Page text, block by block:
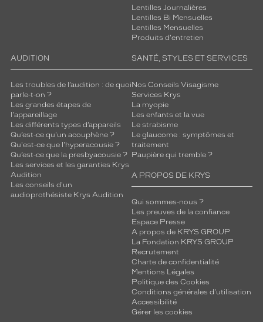
Lentilles Journalières
Lentilles Bi Mensuelles
Lentilles Mensuelles
Produits d'entretien
AUDITION
Les troubles de l’audition : de quoi
parle-t-on ?
Les grandes étapes de
l'appareillage
Les différents types d’appareils
Qu’est-ce qu'un acouphène ?
Qu'est-ce que l'hyperacousie ?
Qu’est-ce que la presbyacousie ?
Les services et les garanties Krys
Audition
Les conseils d'un
audioprothésiste Krys Audition
SANTÉ, STYLES ET SERVICES
Nos Conseils Visagisme
Services Krys
La myopie
Les enfants et la vue
Le strabisme
Le glaucome : symptômes et
traitement
Paupière qui tremble ?
A PROPOS DE KRYS
Qui sommes-nous ?
Les preuves de la confiance
Espace Presse
A propos de KRYS GROUP
La Fondation KRYS GROUP
Recrutement
Charte de confidentialité
Mentions Légales
Politique des Cookies
Conditions générales d'utilisation
Accessibilité
Gérer les cookies